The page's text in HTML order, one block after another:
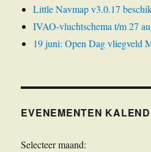
Little Navmap v3.0.17
IVAO-vluchtschema t/m 27
19 juni: Open Dag vliegveld
EVENEMENTEN
Selecteer maand: